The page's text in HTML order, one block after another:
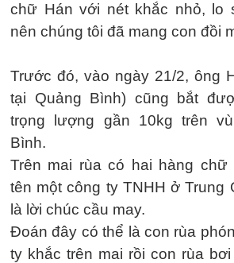
chữ Hán với nét khắc nhỏ, lo
nên chúng tôi đã mang con đồi
Trước đó, vào ngày 21/2, ông
tại Quảng Bình) cũng bắt
trọng lượng gần 10kg trên
Bình.
Trên mai rùa có hai hàng chữ
tên một công ty TNHH ở Trung
là lời chúc cầu may.
Đoán đây có thể là con rùa
ty khắc trên mai rồi con rùa